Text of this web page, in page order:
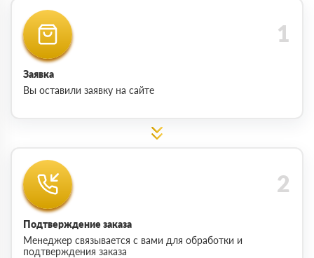
Заявка
Вы оставили заявку на сайте
Подтверждение заказа
Менеджер связывается с вами для обработки и
подтверждения заказа